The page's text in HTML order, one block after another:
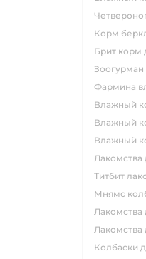
корм
брит
фармина
влажный
влажный
влажный
титбит
мнямс
колбаски